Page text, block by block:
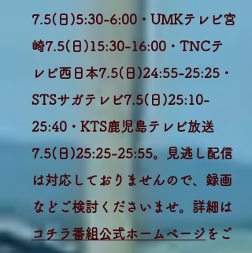
7.5(日)5:30-6:00・UMKテレビ宮
崎7.5(日)15:30-16:00・TNCテ
レビ西日本7.5(日)24:55-25:25・
STSサガテレビ7.5(日)25:10-
25:40・KTS鹿児島テレビ放送
7.5(日)25:25-25:55。見逃し配信
は対応しておりませんので、録画
などご検討くださいませ。詳細は
コチラ番組公式ホームページをご